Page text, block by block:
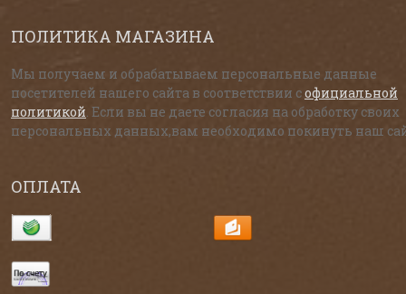
ПОЛИТИКА МАГАЗИНА
Мы получаем и обрабатываем персональные данные
посетителей нашего сайта в соответствии софициальной
политикой. Если вы не даете согласия на обработку своих
персональных данных,вам необходимо покинуть наш
ОПЛАТА